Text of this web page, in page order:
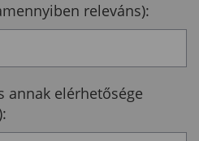
releváns):
annak elérhetősége